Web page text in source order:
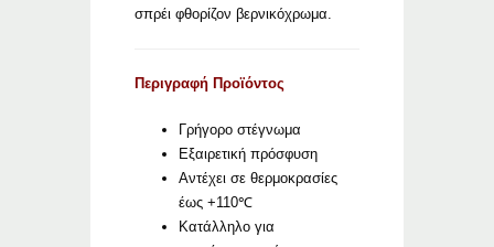
σπρέι φθορίζον βερνικόχρωμα.
Περιγραφή Προϊόντος
Γρήγορο στέγνωμα
Εξαιρετική πρόσφυση
Αντέχει σε θερμοκρασίες
έως +110℃
Κατάλληλο για